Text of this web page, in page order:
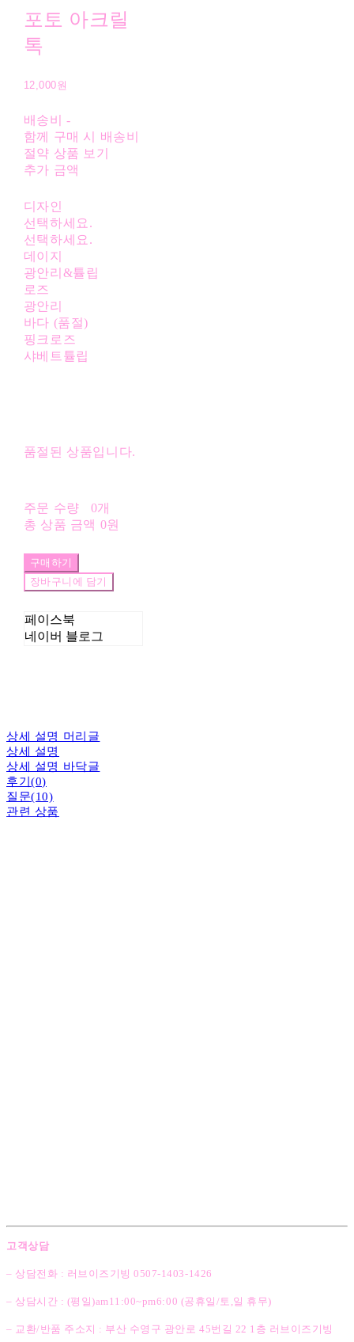
포토 아크릴
톡
12,000원
배송비-
함께 구매 시 배송비
절약 상품 보기
추가 금액
디자인
선택하세요.
선택하세요.
데이지
광안리&튤립
로즈
광안리
바다 (품절)
핑크로즈
샤베트튤립
품절된 상품입니다.
주문 수량
0개
총 상품 금액 0원
구매하기
장바구니에 담기
페이스북
네이버 블로그
상세 설명 머리글
상세 설명
상세 설명 바닥글
후기(0)
질문(10)
관련 상품
고객상담
– 상담전화 : 러브이즈기빙 0507-1403-1426
– 상담시간 : (평일)am11:00~pm6:00 (공휴일/토,일 휴무)
– 교환/반품 주소지 : 부산 수영구 광안로 45번길 22 1층 러브이즈기빙